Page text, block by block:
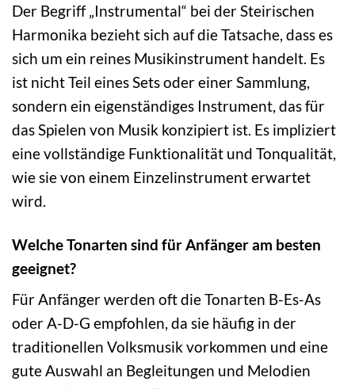
Der Begriff „Instrumental“ bei der Steirischen
Harmonika bezieht sich auf die Tatsache, dass es
sich um ein reines Musikinstrument handelt. Es
ist nicht Teil eines Sets oder einer Sammlung,
sondern ein eigenständiges Instrument, das für
das Spielen von Musik konzipiert ist. Es impliziert
eine vollständige Funktionalität und Tonqualität,
wie sie von einem Einzelinstrument erwartet
wird.
Welche Tonarten sind für Anfänger am besten
geeignet?
Für Anfänger werden oft die Tonarten B-Es-As
oder A-D-G empfohlen, da sie häufig in der
traditionellen Volksmusik vorkommen und eine
gute Auswahl an Begleitungen und Melodien